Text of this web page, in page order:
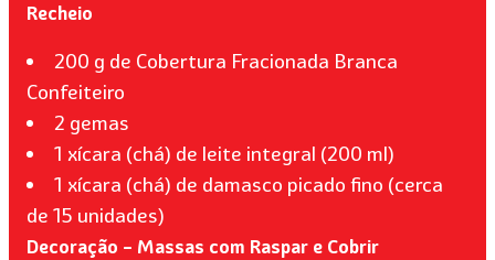
Recheio
200 g de Cobertura Fracionada Branca
Confeiteiro
2 gemas
1 xícara (chá) de leite integral (200 ml)
1 xícara (chá) de damasco picado fino (cerca
de 15 unidades)
Decoração – Massas com Raspar e Cobrir